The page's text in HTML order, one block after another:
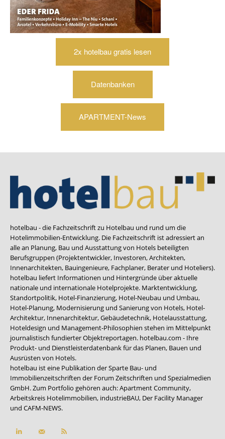
2x hotelbau gratis lesen
Datenbanken
APARTMENT-News
hotelbau - die Fachzeitschrift zu Hotelbau und rund um die
Hotelimmobilien-Entwicklung. Die Fachzeitschrift ist adressiert an
alle an Planung, Bau und Ausstattung von Hotels beteiligten
Berufsgruppen (Projektentwickler, Investoren, Architekten,
Innenarchitekten, Bauingenieure, Fachplaner, Berater und Hoteliers).
hotelbau liefert Informationen und Hintergründe über aktuelle
nationale und internationale Hotelprojekte. Marktentwicklung,
Standortpolitik, Hotel-Finanzierung, Hotel-Neubau und Umbau,
Hotel-Planung, Modernisierung und Sanierung von Hotels, Hotel-
Architektur, Innenarchitektur, Gebäudetechnik, Hotelausstattung,
Hoteldesign und Management-Philosophien stehen im Mittelpunkt
journalistisch fundierter Objektreportagen. hotelbau.com - Ihre
Produkt- und Dienstleisterdatenbank für das Planen, Bauen und
Ausrüsten von Hotels.
hotelbau ist eine Publikation der Sparte Bau- und
Immobilienzeitschriften der Forum Zeitschriften und Spezialmedien
GmbH. Zum Portfolio gehören auch:Apartment Community,
Arbeitskreis Hotelimmobilien, industrieBAU, Der Facility Manager
und CAFM-NEWS.